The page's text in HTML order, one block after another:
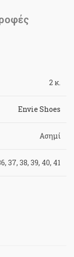
2 κ.
Envie Shoes
Ασημί
37, 38, 39, 40, 41